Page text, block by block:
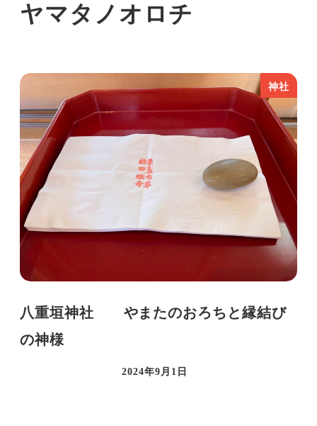
ヤマタノオロチ
神社
八重垣神社 やまたのおろちと縁結び
の神様
投稿日
2024年9月1日